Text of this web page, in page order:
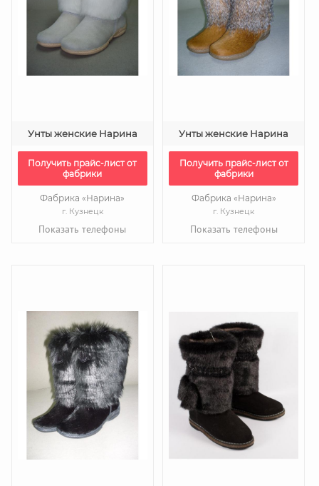
Унты женские Нарина
Получить прайс-лист от
фабрики
Фабрика «Нарина»
г. Кузнецк
Показать телефоны
Унты женские Нарина
Получить прайс-лист от
фабрики
Фабрика «Нарина»
г. Кузнецк
Показать телефоны